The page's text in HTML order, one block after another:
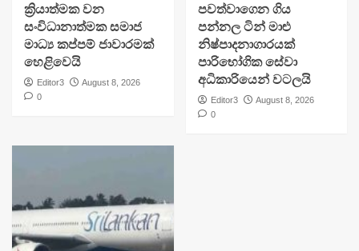
ක්‍රියාත්මක වන
සංවිධානාත්මක සමාජ
මාධ්‍ය කප්පම් ජාවාරමක්
හෙළිවෙයි
Editor3
August 8, 2026
0
පවත්වාගෙන ගිය
පන්නල ටින් මාළු
නිෂ්පාදනාගාරයක්
පාරිභෝගික සේවා
අධිකාරියෙන් වටලයි
Editor3
August 8, 2026
0